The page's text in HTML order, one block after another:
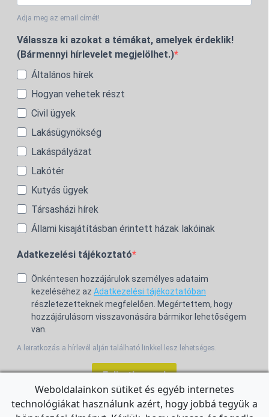
Adja meg az email címét!
Válassza ki azokat a témákat, amelyek érdeklik!
(Bármennyi hírlevelet megjelölhet.)
Általános hírek
Hogyan vehetek részt
Civil ügyek
Lakásügynökség
Lakáspályázat
Lakótér
Kutyás ügyek
Társasházi hírek
Állami kisajátításban érintett házak lakóinak
Adatkezelési tájékoztató
Önkéntesen hozzájárulok személyes adataim
kezeléséhez az Adatkezelési tájékoztatóban
részletezetteknek megfelelően. Megértettem, hogy
hozzájárulásom visszavonására bármikor lehetőségem
van.
A leiratkozás a hírlevél alján található linkkel lesz lehetséges.
Feliratkozom!
Weboldalainkon sütiket és egyéb internetes
technológiákat használunk azért, hogy jobbá tegyük a